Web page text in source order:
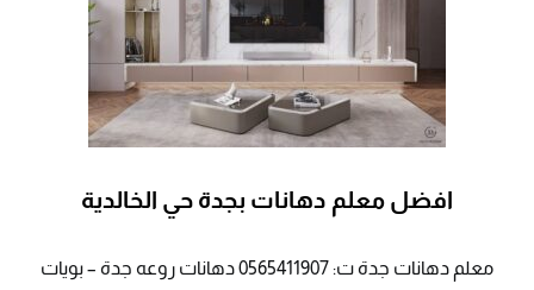
افضل معلم دهانات بجدة حي الخالدية
معلم دهانات جدة ت: 0565411907 دهانات روعه جدة – بويات